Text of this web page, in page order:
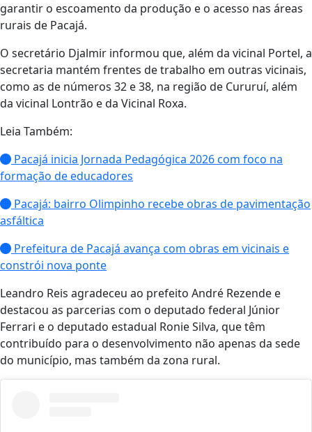
garantir o escoamento da produção e o acesso nas áreas
rurais de Pacajá.
O secretário Djalmir informou que, além da vicinal Portel, a
secretaria mantém frentes de trabalho em outras vicinais,
como as de números 32 e 38, na região de Cururuí, além
da vicinal Lontrão e da Vicinal Roxa.
Leia Também:
Pacajá inicia Jornada Pedagógica 2026 com foco na
formação de educadores
Pacajá: bairro Olimpinho recebe obras de pavimentação
asfáltica
Prefeitura de Pacajá avança com obras em vicinais e
constrói nova ponte
Leandro Reis agradeceu ao prefeito André Rezende e
destacou as parcerias com o deputado federal Júnior
Ferrari e o deputado estadual Ronie Silva, que têm
contribuído para o desenvolvimento não apenas da sede
do município, mas também da zona rural.